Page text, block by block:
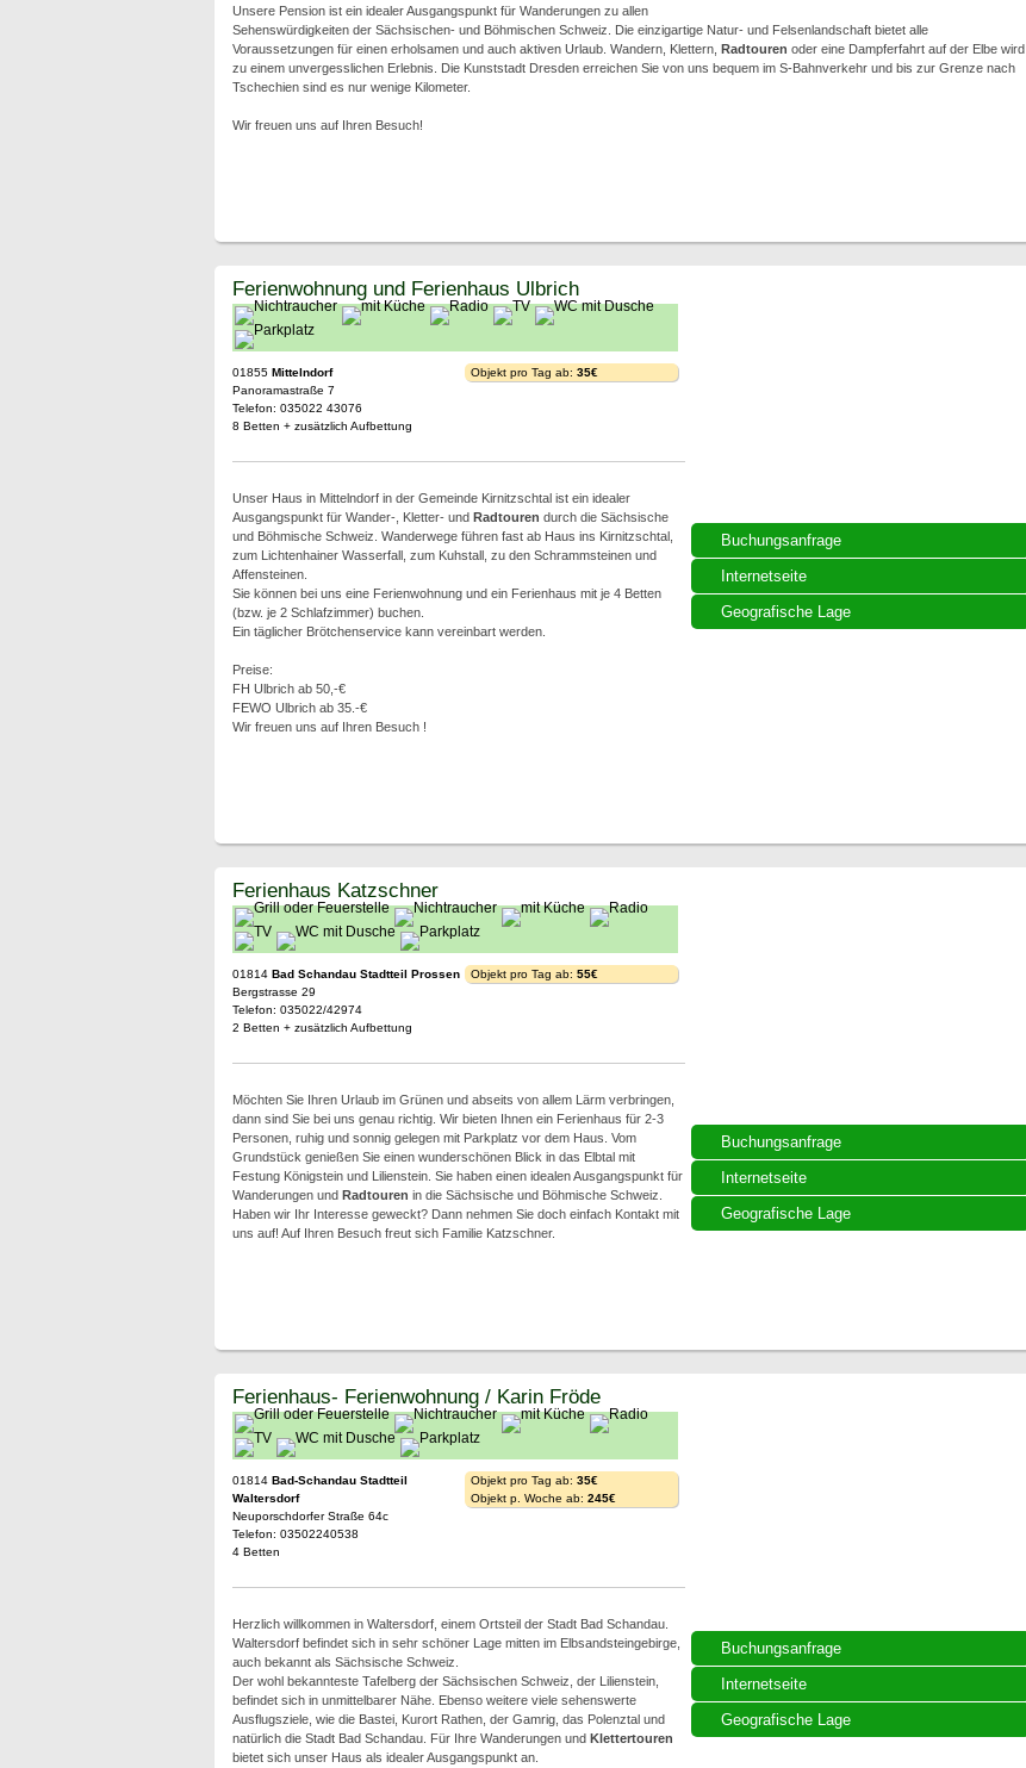
Unsere Pension ist ein idealer Ausgangspunkt für Wanderungen zu allen
Sehenswürdigkeiten der Sächsischen- und Böhmischen Schweiz. Die einzigartige Natur- und Felsenlandschaft bietet alle
Voraussetzungen für einen erholsamen und auch aktiven Urlaub. Wandern, Klettern, Radtouren oder eine Dampferfahrt auf der Elbe wird
zu einem unvergesslichen Erlebnis. Die Kunststadt Dresden erreichen Sie von uns bequem im S-Bahnverkehr und bis zur Grenze nach
Tschechien sind es nur wenige Kilometer.
Wir freuen uns auf Ihren Besuch!
Buchungsanfrage
Internetseite
Geografische Lage
Ferienwohnung und Ferienhaus Ulbrich
01855 Mittelndorf
Panoramastraße 7
Telefon: 035022 43076
8 Betten + zusätzlich Aufbettung
Objekt pro Tag ab: 35€
Unser Haus in Mittelndorf in der Gemeinde Kirnitzschtal ist ein idealer
Ausgangspunkt für Wander-, Kletter- und Radtouren durch die Sächsische
und Böhmische Schweiz. Wanderwege führen fast ab Haus ins Kirnitzschtal,
zum Lichtenhainer Wasserfall, zum Kuhstall, zu den Schrammsteinen und
Affensteinen.
Sie können bei uns eine Ferienwohnung und ein Ferienhaus mit je 4 Betten
(bzw. je 2 Schlafzimmer) buchen.
Ein täglicher Brötchenservice kann vereinbart werden.
Preise:
FH Ulbrich ab 50,-€
FEWO Ulbrich ab 35.-€
Wir freuen uns auf Ihren Besuch !
Buchungsanfrage
Internetseite
Geografische Lage
Ferienhaus Katzschner
01814 Bad Schandau Stadtteil Prossen
Bergstrasse 29
Telefon: 035022/42974
2 Betten + zusätzlich Aufbettung
Objekt pro Tag ab: 55€
Möchten Sie Ihren Urlaub im Grünen und abseits von allem Lärm verbringen,
dann sind Sie bei uns genau richtig. Wir bieten Ihnen ein Ferienhaus für 2-3
Personen, ruhig und sonnig gelegen mit Parkplatz vor dem Haus. Vom
Grundstück genießen Sie einen wunderschönen Blick in das Elbtal mit
Festung Königstein und Lilienstein. Sie haben einen idealen Ausgangspunkt für
Wanderungen und Radtouren in die Sächsische und Böhmische Schweiz.
Haben wir Ihr Interesse geweckt? Dann nehmen Sie doch einfach Kontakt mit
uns auf! Auf Ihren Besuch freut sich Familie Katzschner.
Buchungsanfrage
Internetseite
Geografische Lage
Ferienhaus- Ferienwohnung / Karin Fröde
01814 Bad-Schandau Stadtteil
Waltersdorf
Neuporschdorfer Straße 64c
Telefon: 03502240538
4 Betten
Objekt pro Tag ab: 35€
Objekt p. Woche ab: 245€
Herzlich willkommen in Waltersdorf, einem Ortsteil der Stadt Bad Schandau.
Waltersdorf befindet sich in sehr schöner Lage mitten im Elbsandsteingebirge,
auch bekannt als Sächsische Schweiz.
Der wohl bekannteste Tafelberg der Sächsischen Schweiz, der Lilienstein,
befindet sich in unmittelbarer Nähe. Ebenso weitere viele sehenswerte
Ausflugsziele, wie die Bastei, Kurort Rathen, der Gamrig, das Polenztal und
natürlich die Stadt Bad Schandau. Für Ihre Wanderungen und Klettertouren
bietet sich unser Haus als idealer Ausgangspunkt an.